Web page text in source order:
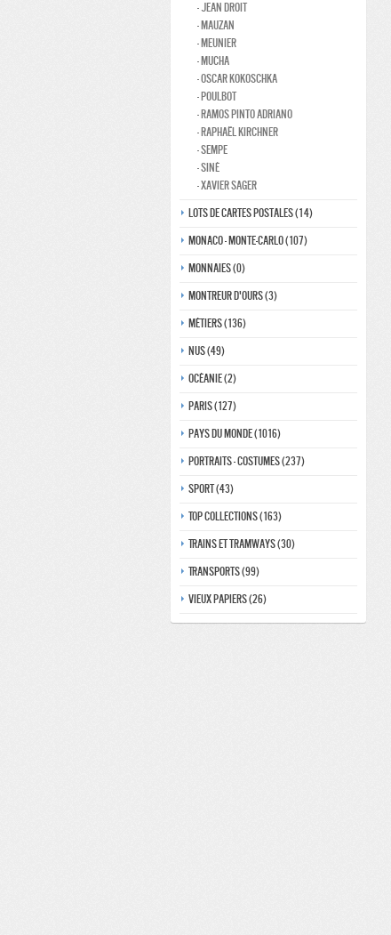
- Jean Droit
- Mauzan
- Meunier
- Mucha
- Oscar kokoschka
- Poulbot
- Ramos Pinto adriano
- Raphaël kirchner
- Sempe
- Siné
- Xavier Sager
Lots de Cartes Postales (14)
Monaco - monte-carlo (107)
Monnaies (0)
Montreur d'ours (3)
Métiers (136)
Nus (49)
Océanie (2)
Paris (127)
Pays du monde (1016)
Portraits - costumes (237)
Sport (43)
Top collections (163)
Trains et tramways (30)
Transports (99)
Vieux papiers (26)